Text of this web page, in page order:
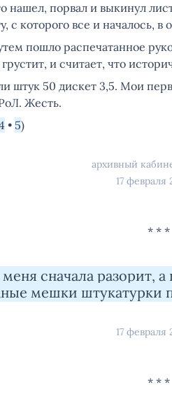
нашел, порвал и выкинул
с которого все и началось,
пошло распечатанное
и считает, что
штук 50 дискет 3,5. Мои
Жесть.
• 5)
архивный
17 февраля
сначала разорит,
мешки штукатурки
17 февраля